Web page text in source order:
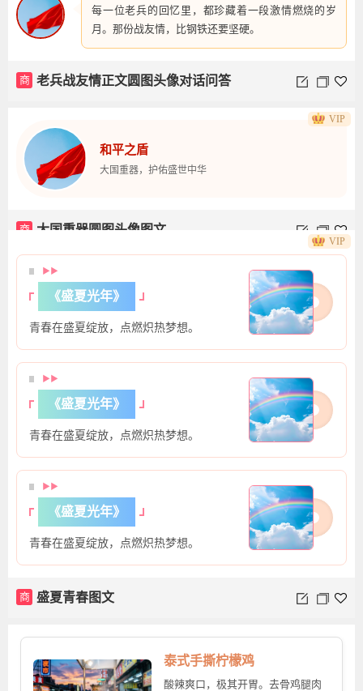
每一位老兵的回忆里，都珍藏着一段激情燃烧的岁
月。那份战友情，比钢铁还要坚硬。
商 老兵战友情正文圆图头像对话问答
和平之盾
大国重器，护佑盛世中华
商 大国重器圆图头像图文
VIP
▶▶
《盛夏光年》
青春在盛夏绽放，点燃炽热梦想。
▶▶
《盛夏光年》
青春在盛夏绽放，点燃炽热梦想。
▶▶
《盛夏光年》
青春在盛夏绽放，点燃炽热梦想。
商 盛夏青春图文
VIP
泰式手撕柠檬鸡
酸辣爽口，极其开胃。去骨鸡腿肉